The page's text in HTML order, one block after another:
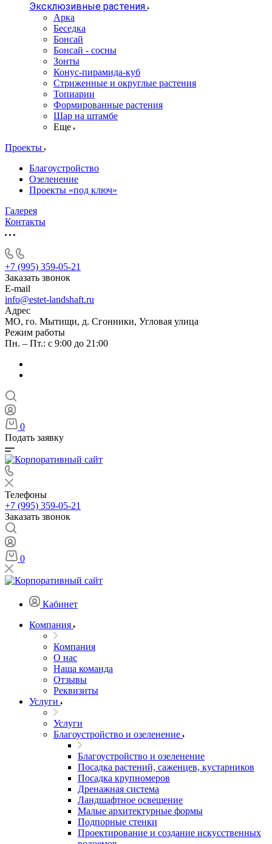
Эксклюзивные растения
Арка
Беседка
Бонсай
Бонсай - сосны
Зонты
Конус-пирамида-куб
Стриженные и округлые растения
Топиарии
Формированные растения
Шар на штамбе
Еще
Проекты
Благоустройство
Озеленение
Проекты «под ключ»
Галерея
Контакты
+7 (995) 359-05-21
Заказать звонок
E-mail
info@estet-landshaft.ru
Адрес
МО, го. Мытищи, д. Сгонники, Угловая улица
Режим работы
Пн. – Пт.: с 9:00 до 21:00
0
Подать заявку
Телефоны
+7 (995) 359-05-21
Заказать звонок
0
Кабинет
Компания
Компания
О нас
Наша команда
Отзывы
Реквизиты
Услуги
Услуги
Благоустройство и озеленение
Благоустройство и озеленение
Посадка растений, саженцев, кустарников
Посадка крупномеров
Дренажная система
Ландшафтное освещение
Малые архитектурные формы
Подпорные стенки
Проектирование и создание искусственных